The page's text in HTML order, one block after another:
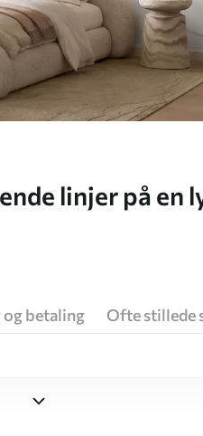
linjer på en
og betaling Ofte stillede